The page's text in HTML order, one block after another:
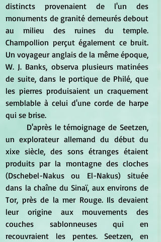
distincts provenaient de l'un des
monuments de granité demeurés debout
au milieu des ruines du temple.
Champollion perçut également ce bruit.
Un voyageur anglais de la même époque,
W. J. Banks, observa plusieurs matinées
de suite, dans le portique de Philé, que
les pierres produisaient un craquement
semblable à celui d'une corde de harpe
qui se brise.
un explorateur allemand du début du
xixe siècle, des sons étranges étaient
produits par la montagne des cloches
(Dschebel-Nakus ou El-Nakus) située
dans la chaîne du Sinaï, aux environs de
Tor, près de la mer Rouge. Ils devaient
leur origine aux mouvements des
couches sablonneuses qui en
recouvraient les pentes. Seetzen, en